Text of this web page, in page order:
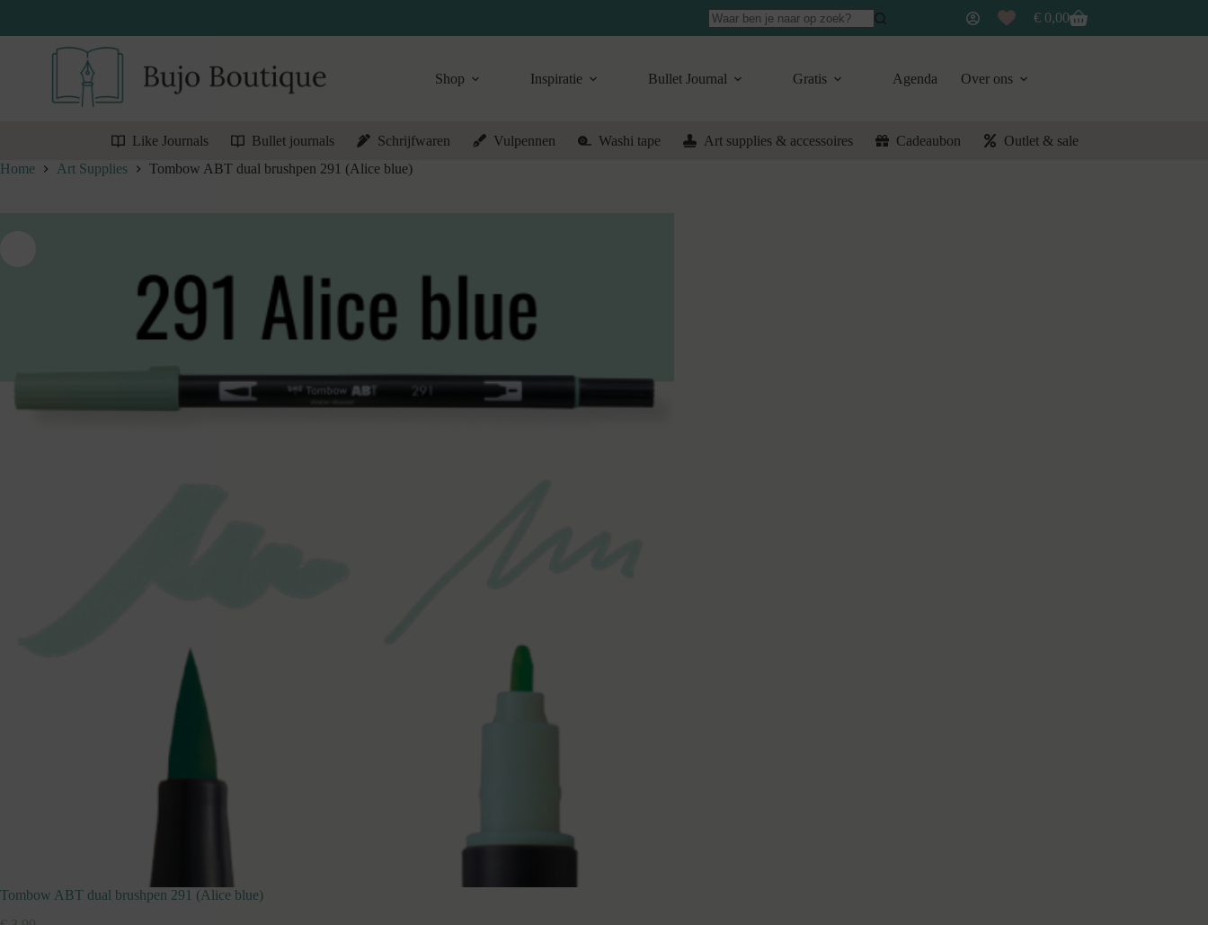
de
Geen
Winkelwagen
€0,00
Shop Inspiratie Bullet Journal Gratis Agenda Over ons
Like Journals Bullet journals Schrijfwaren Vulpennen Washi tape Art supplies & accessoires Cadeaubon
Outlet & sale
Home
Art Supplies Tombow ABT dual brushpen 291 (Alice blue)
Tombow ABT dual brushpen 291 (Alice blue)